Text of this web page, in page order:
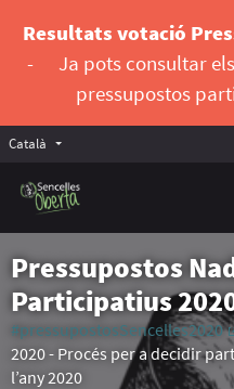
Resultats votació
-
Ja pots consultar
pressupostos
Català Triar la llengua
Pressupostos
Participatius
#pressupostosSencelles2020
2020 - Procés per a decidir
l’any 2020